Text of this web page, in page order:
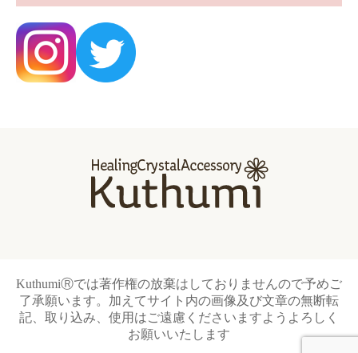
KuthumiⓇでは著作権の放棄はしておりませんので予めご
了承願います。加えてサイト内の画像及び文章の無断転
記、取り込み、使用はご遠慮くださいますようよろしく
お願いいたします